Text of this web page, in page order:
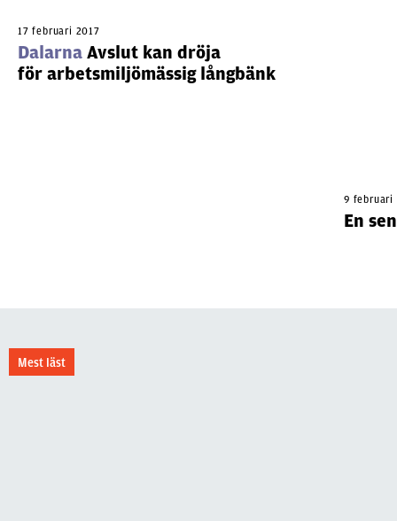
17 februari 2017
Dalarna Avslut kan dröja
för arbetsmiljömässig långbänk
9 februari
En
Mest läst